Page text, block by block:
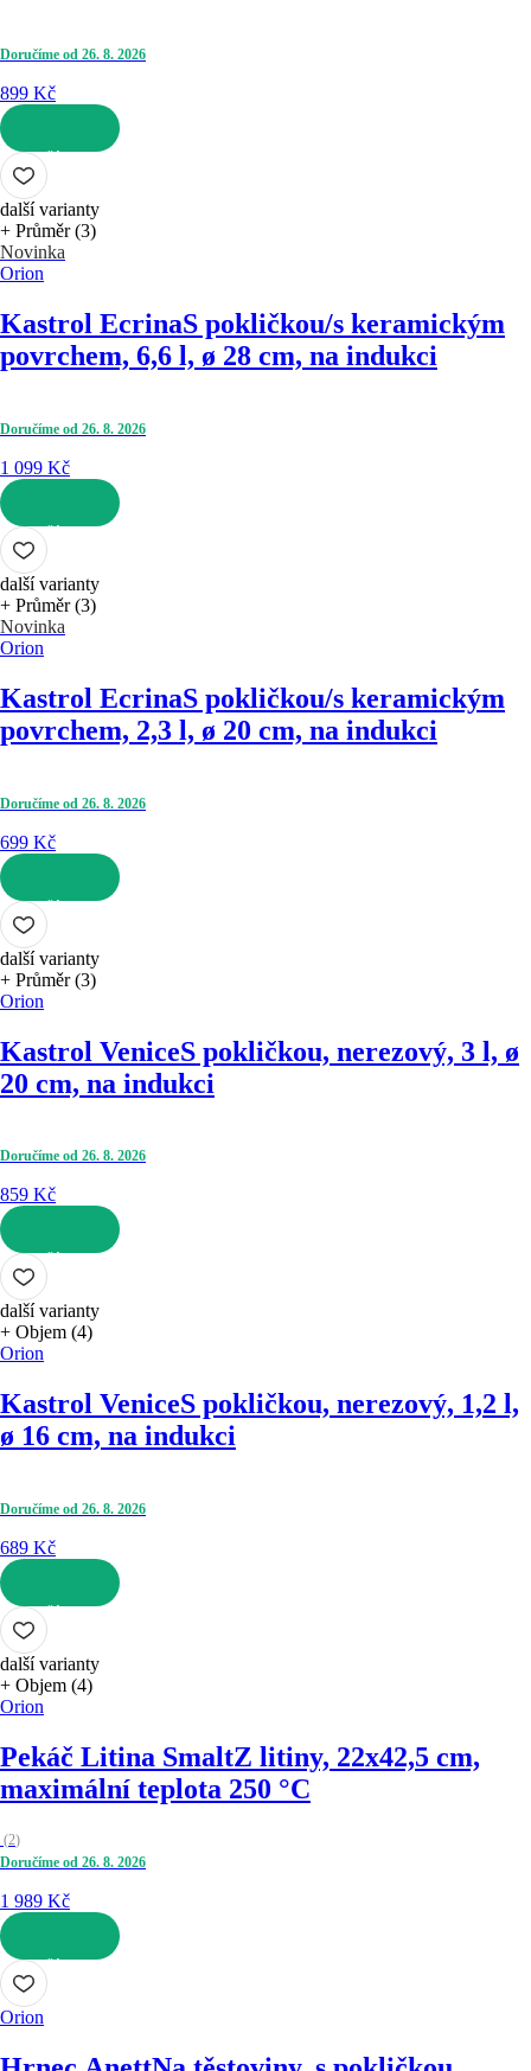
Doručíme od 26. 8. 2026
899 Kč
DO KOŠÍKU
další varianty
+ Průměr (3)
Novinka
Orion
Kastrol EcrinaS pokličkou/s keramickým
povrchem, 6,6 l, ø 28 cm, na indukci
Doručíme od 26. 8. 2026
1 099 Kč
DO KOŠÍKU
další varianty
+ Průměr (3)
Novinka
Orion
Kastrol EcrinaS pokličkou/s keramickým
povrchem, 2,3 l, ø 20 cm, na indukci
Doručíme od 26. 8. 2026
699 Kč
DO KOŠÍKU
další varianty
+ Průměr (3)
Orion
Kastrol VeniceS pokličkou, nerezový, 3 l, ø
20 cm, na indukci
Doručíme od 26. 8. 2026
859 Kč
DO KOŠÍKU
další varianty
+ Objem (4)
Orion
Kastrol VeniceS pokličkou, nerezový, 1,2 l,
ø 16 cm, na indukci
Doručíme od 26. 8. 2026
689 Kč
DO KOŠÍKU
další varianty
+ Objem (4)
Orion
Pekáč Litina SmaltZ litiny, 22x42,5 cm,
maximální teplota 250 °C
(2)
Doručíme od 26. 8. 2026
1 989 Kč
DO KOŠÍKU
Orion